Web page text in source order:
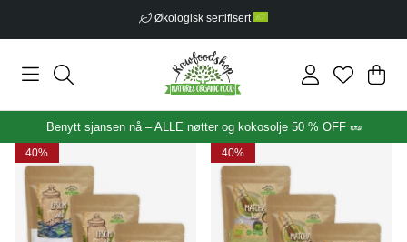
Fri frakt fra 599 kr
.
Benytt sjansen nå – ALLE nøtter og kokosolje 50 % OFF 🥜
40% 40%